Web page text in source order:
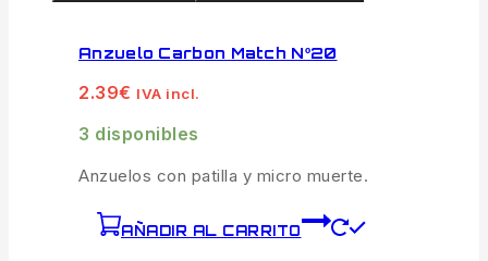
Anzuelo Carbon Match Nº20
2.39€ IVA incl.
3 disponibles
Anzuelos con patilla y micro muerte.
AÑADIR AL CARRITO